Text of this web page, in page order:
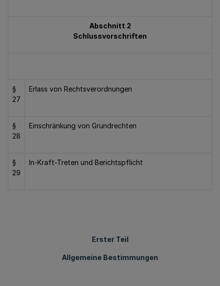
Abschnitt 2
Schlussvorschriften
§
27
Erlass von Rechtsverordnungen
§
28
Einschränkung von Grundrechten
§
29
In-Kraft-Treten und Berichtspflicht
Erster Teil
Allgemeine Bestimmungen